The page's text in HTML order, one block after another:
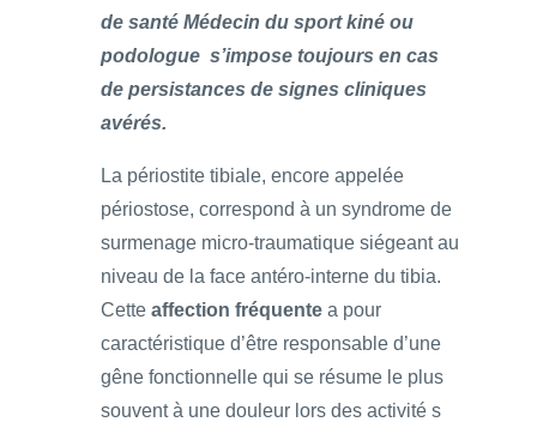
de santé Médecin du sport kiné ou
podologue s’impose toujours en cas
de persistances de signes cliniques
avérés.
La périostite tibiale, encore appelée
périostose, correspond à un syndrome de
surmenage micro-traumatique siégeant au
niveau de la face antéro-interne du tibia.
Cette affection fréquente a pour
caractéristique d’être responsable d’une
gêne fonctionnelle qui se résume le plus
souvent à une douleur lors des activité s